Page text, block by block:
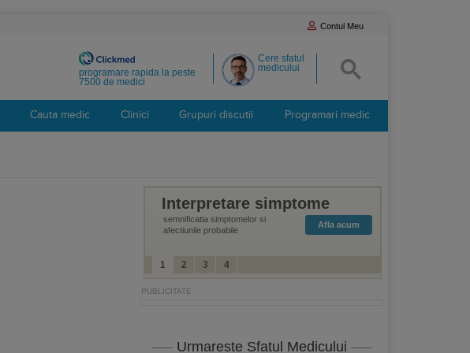
Contul Meu
Cere sfatul
medicului
programare rapida la peste
7500 de medici
Cauta medic Clinici Grupuri discutii Programari medic
Interpretare simptome
semnificatia simptomelor si
afectiunile probabile
Afla acum
1 2 3 4
Urmareste Sfatul Medicului